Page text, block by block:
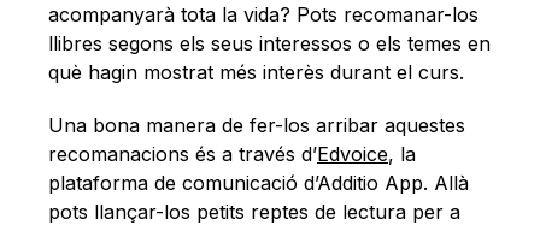
acompanyarà tota la vida? Pots recomanar-los
llibres segons els seus interessos o els temes en
què hagin mostrat més interès durant el curs.
Una bona manera de fer-los arribar aquestes
recomanacions és a través d’Edvoice, la
plataforma de comunicació d’Additio App. Allà
pots llançar-los petits reptes de lectura per a